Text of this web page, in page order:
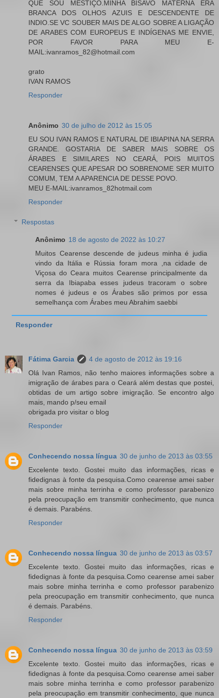
QUE SOU MESTIÇO.MINHA BISAVÓ MATERNA ERA
BRANCA DOS OLHOS AZUIS E DESCENDENTE DE
INDIO.SE VC SOUBER MAIS DE ALGO SOBRE A LIGAÇÃO
DE ARABES COM EUROPEUS E INDÍGENAS ME ENVIE,
POR FAVOR PARA MEU E-
MAIL:ivanramos_82@hotmail.com
grato
IVAN RAMOS
Responder
Anônimo 30 de julho de 2012 às 15:05
EU SOU IVAN RAMOS E NATURAL DE IBIAPINA NA SERRA
GRANDE. GOSTARIA DE SABER MAIS SOBRE OS
ÁRABES E SIMILARES NO CEARÁ, POIS MUITOS
CEARENSES QUE APESAR DO SOBRENOME SER MUITO
COMUM, TEM A APARENCIA DE DESSE POVO.
MEU E-MAIL:ivanramos_82hotmail.com
Responder
Respostas
Anônimo 18 de agosto de 2022 às 10:27
Muitos Cearense descende de judeus minha é judia
vindo da Itália e Rússia foram mora ,na cidade de
Viçosa do Ceara muitos Cearense principalmente da
serra da Ibiapaba esses judeus tracoram o sobre
nomes é judeus e os Árabes são primos por essa
semelhança com Árabes meu Abrahim saebbi
Responder
Fátima Garcia
4 de agosto de 2012 às 19:16
Olá Ivan Ramos, não tenho maiores informações sobre a
imigração de árabes para o Ceará além destas que postei,
obtidas de um artigo sobre imigração. Se encontro algo
mais, mando p/seu email
obrigada pro visitar o blog
Responder
Conhecendo nossa língua 30 de junho de 2013 às 03:55
Excelente texto. Gostei muito das informações, ricas e
fidedignas à fonte da pesquisa.Como cearense amei saber
mais sobre minha terrinha e como professor parabenizo
pela preocupação em transmitir conhecimento, que nunca
é demais. Parabéns.
Responder
Conhecendo nossa língua 30 de junho de 2013 às 03:57
Excelente texto. Gostei muito das informações, ricas e
fidedignas à fonte da pesquisa.Como cearense amei saber
mais sobre minha terrinha e como professor parabenizo
pela preocupação em transmitir conhecimento, que nunca
é demais. Parabéns.
Responder
Conhecendo nossa língua 30 de junho de 2013 às 03:59
Excelente texto. Gostei muito das informações, ricas e
fidedignas à fonte da pesquisa.Como cearense amei saber
mais sobre minha terrinha e como professor parabenizo
pela preocupação em transmitir conhecimento, que nunca